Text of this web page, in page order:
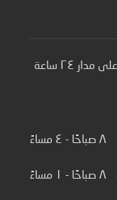
دعمنا متاح لمساعدتك على مدار ٢٤ ساعة
٨ صباحًا - ٤ مساءً
٨ صباحًا - ١ مساءً